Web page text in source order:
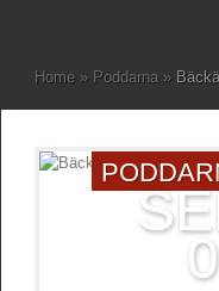
Home » Poddarna »